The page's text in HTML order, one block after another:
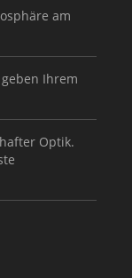
am
Ihrem
Optik.